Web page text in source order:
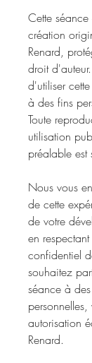
Cette
création
Renard,
droit
d'utiliser
à des fins
Toute
utilisation
préalable est
Nous vous
de cette
de votre
en
confidentiel
souhaitez
séance à
autorisation
Renard.